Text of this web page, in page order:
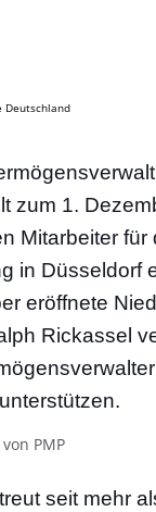
Deutschland
zum 1.
Mitarbeiter für
in Düsseldorf
eröffnete
Rickassel
PMP
seit mehr